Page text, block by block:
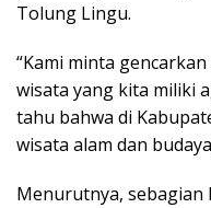
Tolung Lingu.
“Kami minta
wisata yang kita miliki
tahu bahwa di
wisata alam dan
Menurutnya, sebagian